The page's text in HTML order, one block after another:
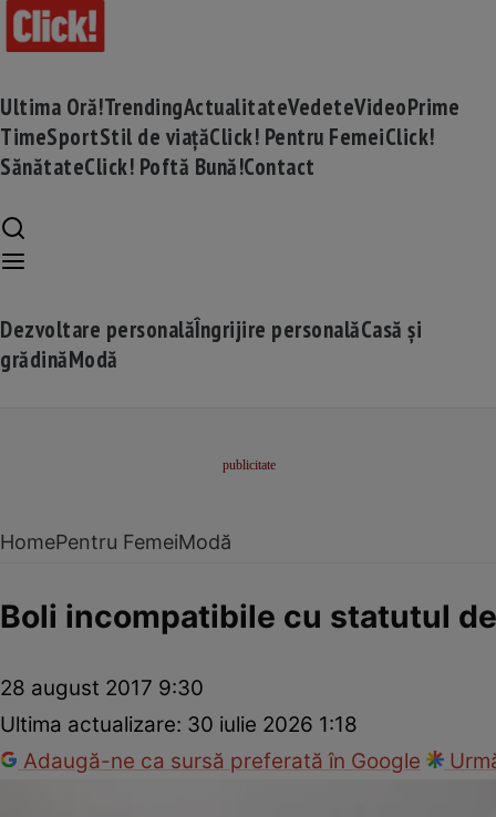
Ultima Oră!TrendingActualitateVedeteVideoPrime
TimeSportStil de viațăClick! Pentru FemeiClick!
SănătateClick! Poftă Bună!Contact
Dezvoltare personalăÎngrijire personalăCasă și
grădinăModă
HomePentru FemeiModă
Boli incompatibile cu statutul
28 august 2017 9:30
Ultima actualizare: 30 iulie 2026 1:18
Adaugă-ne ca sursă preferată în Google